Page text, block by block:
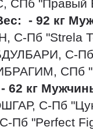
"Правый
- 92 кг
Пб "Strela
С-Пб
СПб
62 кг
С-Пб
"Perfect